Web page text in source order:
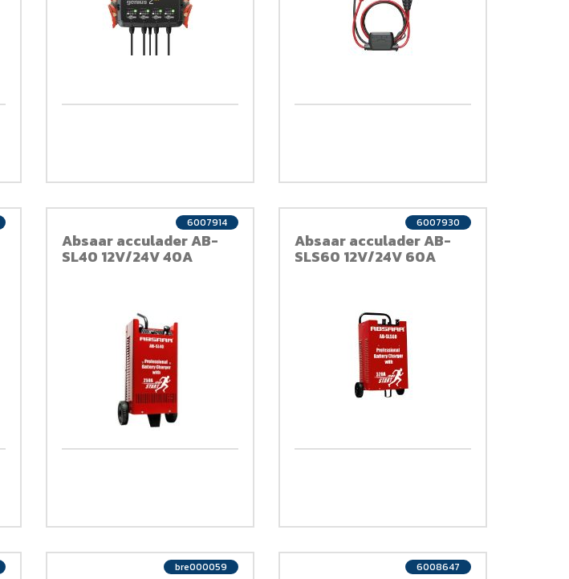
Absaar acculader AB-
SL40 12V/24V 40A
6007914
Absaar acculader AB-
SLS60 12V/24V 60A
6007930
bre000059 6008647